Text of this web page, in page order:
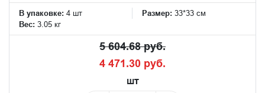
В упаковке: 4 шт Размер: 33*33 см
Вес: 3.05 кг
5 604.68 руб.
4 471.30 руб.
шт